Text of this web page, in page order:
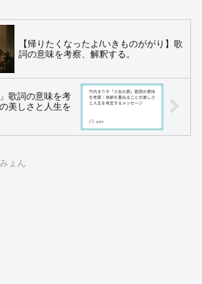
【帰りたくなったよ/いきものががり】歌
詞の意味を考察、解釈する。
歌詞の意味を考
美しさと人生を
ょん